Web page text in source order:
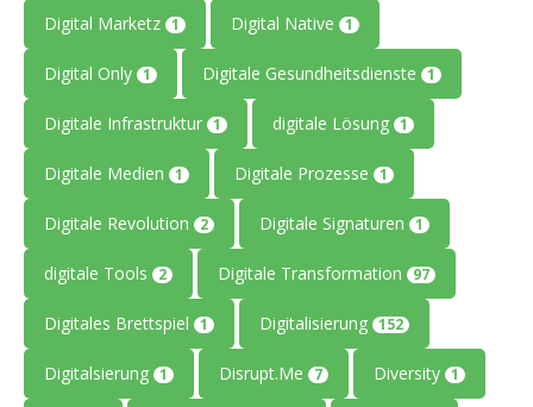
Digital Marketz 1 Digital Native 1
Digital Only 1 Digitale Gesundheitsdienste 1
Digitale Infrastruktur 1 digitale Lösung 1
Digitale Medien 1 Digitale Prozesse 1
Digitale Revolution 2 Digitale Signaturen 1
digitale Tools 2 Digitale Transformation 97
Digitales Brettspiel 1 Digitalisierung 152
Digitalsierung 1 Disrupt.Me 7 Diversity 1